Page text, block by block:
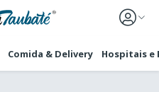
Comida & Delivery Hospitais e